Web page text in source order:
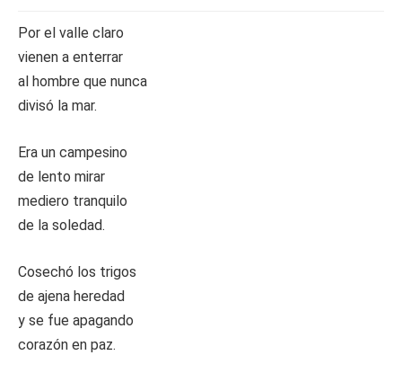
Por el valle claro
vienen a enterrar
al hombre que nunca
divisó la mar.
Era un campesino
de lento mirar
mediero tranquilo
de la soledad.
Cosechó los trigos
de ajena heredad
y se fue apagando
corazón en paz.